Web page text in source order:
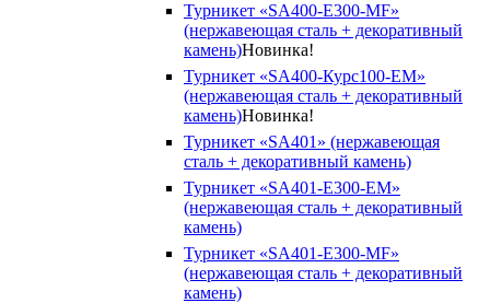
Турникет «SA400-Е300-MF»
(нержавеющая сталь + декоративный
камень)Новинка!
Турникет «SA400-Курс100-EM»
(нержавеющая сталь + декоративный
камень)Новинка!
Турникет «SA401» (нержавеющая
сталь + декоративный камень)
Турникет «SA401-E300-EM»
(нержавеющая сталь + декоративный
камень)
Турникет «SA401-E300-MF»
(нержавеющая сталь + декоративный
камень)